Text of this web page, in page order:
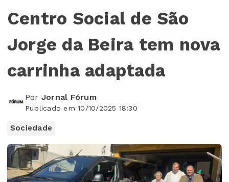
Centro Social de São
Jorge da Beira tem nova
carrinha adaptada
Por Jornal Fórum
Publicado em 10/10/2025 18:30
Sociedade